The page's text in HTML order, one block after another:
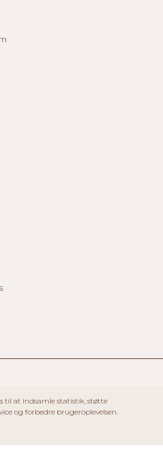
til at indsamle statistik, støtte
og forbedre brugeroplevelsen.